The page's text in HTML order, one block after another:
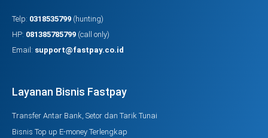
Telp: 0318535799 (hunting)
HP: 081385785799 (call only)
Email: support@fastpay.co.id
Layanan Bisnis Fastpay
Transfer Antar Bank, Setor dan Tarik Tunai
Bisnis Top up E-money Terlengkap